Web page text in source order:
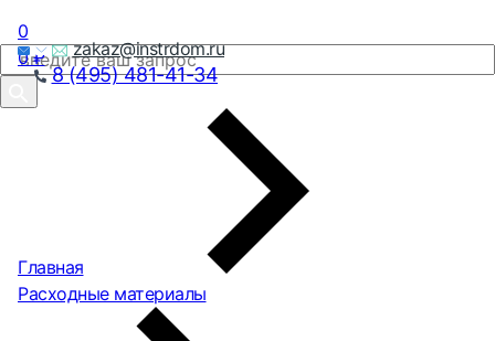
zakaz@instrdom.ru
8 (495) 481-41-34
0
0₽
Главная
Расходные материалы